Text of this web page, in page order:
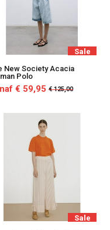
Sale
New Society Acacia
Polo
€ 59,95 € 125,00
Sale